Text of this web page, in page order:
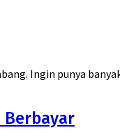
Ingin punya
Berbayar